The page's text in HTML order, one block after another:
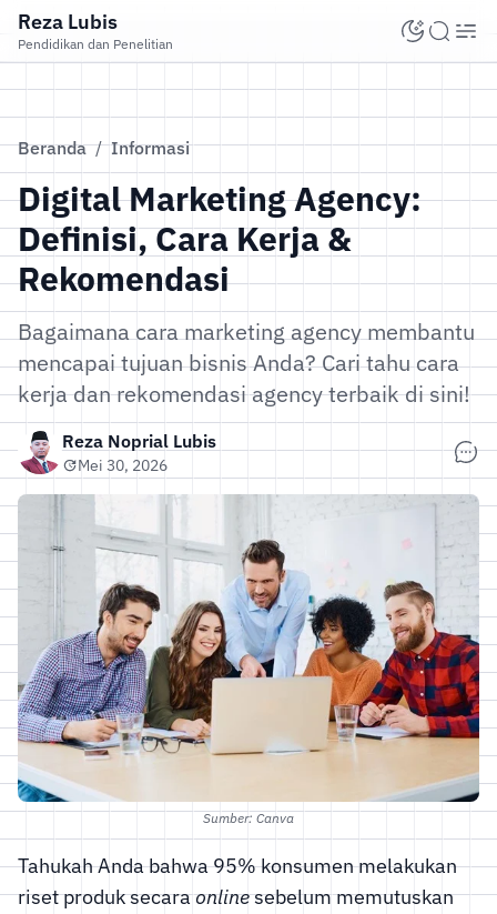
Reza Lubis
Pendidikan dan Penelitian
Beranda / Informasi
Digital Marketing Agency:
Definisi, Cara Kerja &
Rekomendasi
Bagaimana cara marketing agency membantu
mencapai tujuan bisnis Anda? Cari tahu cara
kerja dan rekomendasi agency terbaik di sini!
Reza Noprial Lubis
Mei 30, 2026
Sumber: Canva
Tahukah Anda bahwa 95% konsumen melakukan
riset produk secaraonlinesebelum memutuskan